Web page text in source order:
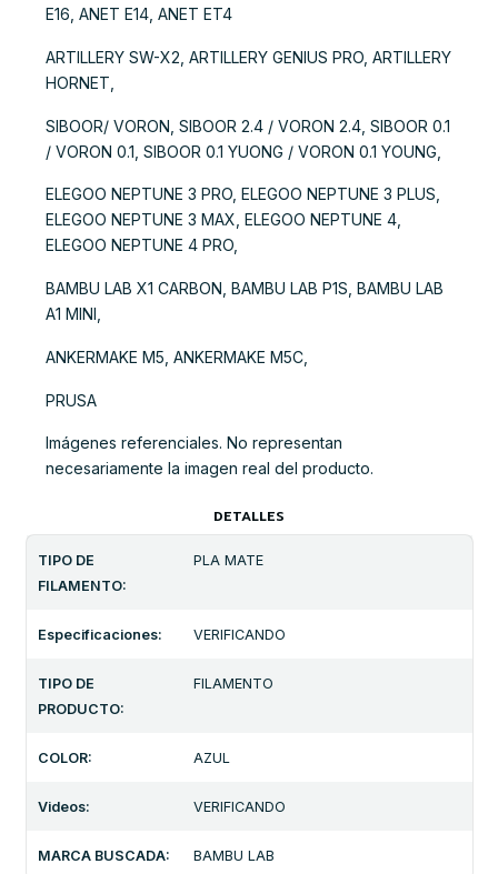
E16, ANET E14, ANET ET4
ARTILLERY SW-X2, ARTILLERY GENIUS PRO, ARTILLERY
HORNET,
SIBOOR/ VORON, SIBOOR 2.4 / VORON 2.4, SIBOOR 0.1
/ VORON 0.1, SIBOOR 0.1 YUONG / VORON 0.1 YOUNG,
ELEGOO NEPTUNE 3 PRO, ELEGOO NEPTUNE 3 PLUS,
ELEGOO NEPTUNE 3 MAX, ELEGOO NEPTUNE 4,
ELEGOO NEPTUNE 4 PRO,
BAMBU LAB X1 CARBON, BAMBU LAB P1S, BAMBU LAB
A1 MINI,
ANKERMAKE M5, ANKERMAKE M5C,
PRUSA
Imágenes referenciales. No representan
necesariamente la imagen real del producto.
DETALLES
TIPO DE
FILAMENTO:
PLA MATE
Especificaciones: VERIFICANDO
TIPO DE
PRODUCTO:
FILAMENTO
COLOR: AZUL
Videos: VERIFICANDO
MARCA BUSCADA: BAMBU LAB